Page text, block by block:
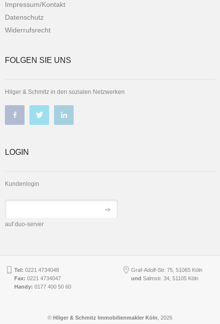
Impressum/Kontakt
Datenschutz
Widerrufsrecht
FOLGEN SIE UNS
Hilger & Schmitz in den sozialen Netzwerken
LOGIN
Kundenlogin
auf duo-server
Tel: 0221 4734048
Fax: 0221 4734047
Handy: 0177 400 50 60
Graf-Adolf-Str. 75, 51065 Köln
und Salmstr. 34 ,51105 Köln
© Hilger & Schmitz Immobilienmakler Köln , 2026